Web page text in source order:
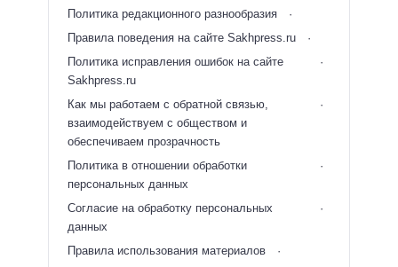
Политика редакционного разнообразия
Правила поведения на сайте Sakhpress.ru
Политика исправления ошибок на сайте
Sakhpress.ru
Как мы работаем с обратной связью,
взаимодействуем с обществом и
обеспечиваем прозрачность
Политика в отношении обработки
персональных данных
Согласие на обработку персональных
данных
Правила использования материалов